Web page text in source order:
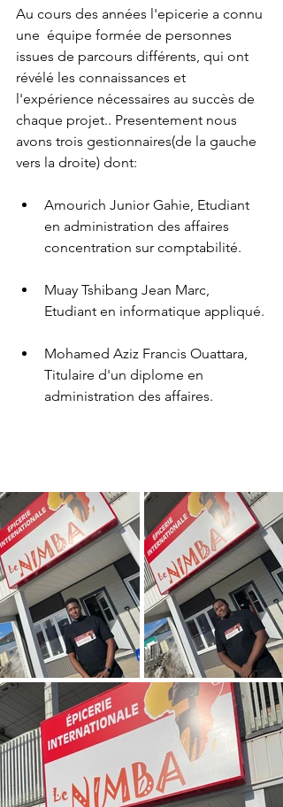
Au cours des années l'epicerie a connu
une  équipe formée de personnes
issues de parcours différents, qui ont
révélé les connaissances et
l'expérience nécessaires au succès de
chaque projet.. Presentement nous
avons trois gestionnaires(de la gauche
vers la droite) dont:
Amourich Junior Gahie, Etudiant
en administration des affaires
concentration sur comptabilité.
Muay Tshibang Jean Marc,
Etudiant en informatique appliqué.
Mohamed Aziz Francis Ouattara,
Titulaire d'un diplome en
administration des affaires.